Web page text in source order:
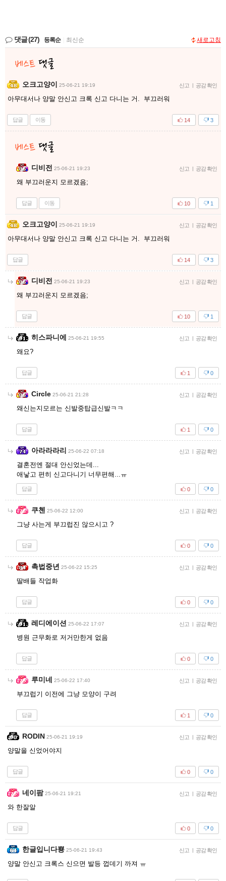
댓글(27) 등록순 최신순 새로고침
오크고양이 25-06-21 19:19 신고 | 공감 확인
아무대서나 양말 안신고 크록 신고 다니는 거. 부끄러워
답글 이동 3
14
디비전 25-06-21 19:23 신고 | 공감 확인
왜 부끄러운지 모르겠음;
답글 이동 1
10
오크고양이 25-06-21 19:19 신고 | 공감 확인
아무대서나 양말 안신고 크록 신고 다니는 거. 부끄러워
답글 3
14
디비전 25-06-21 19:23 신고 | 공감 확인
왜 부끄러운지 모르겠음;
답글 1
10
히스파니에 25-06-21 19:55 신고 | 공감 확인
왜요?
답글 0
1
Circle 25-06-21 21:28 신고 | 공감 확인
왜신는지모르는 신발중탑급신발ㅋㅋ
답글 0
1
아라라라리 25-06-22 07:18 신고 | 공감 확인
결혼전엔 절대 안신었는데...
애낳고 편히 신고다니기 너무편해...ㅠ
답글 0
0
쿠첸 25-06-22 12:00 신고 | 공감 확인
그냥 사는게 부끄럽진 않으시고 ?
답글 0
0
촉법중년 25-06-22 15:25 신고 | 공감 확인
딸배들 작업화
답글 0
0
레디에이션 25-06-22 17:07 신고 | 공감 확인
병원 근무화로 저거만한게 없음
답글 0
0
루미네 25-06-22 17:40 신고 | 공감 확인
부끄럽기 이전에 그냥 모양이 구려
답글 0
1
RODIN 25-06-21 19:19 신고 | 공감 확인
양말을 신었어야지
답글 0
0
네이팜 25-06-21 19:21 신고 | 공감 확인
와 한잘알
답글 0
0
한글입니다뿅 25-06-21 19:43 신고 | 공감 확인
양말 안신고 크록스 신으면 발등 껍데기 까져 ㅠ